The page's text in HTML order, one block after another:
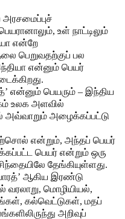
அரசமைப்புச்
உள் நாட்டிலும்
என்றே
பெறுவதற்குப் பல
என்னும் பெயர்
என்னும் பெயரும் – இந்திய
உலக அளவில்
அழைக்கப்பட்டு
என்றும், அந்தப் பெயர்
பெயர் என்றும் ஒரு
தேங்கியுள்ளது.
ஆகிய இரண்டு
வரலாறு, மொழியியல்,
கல்வெட்டுகள், மதப்
அறிவுப்